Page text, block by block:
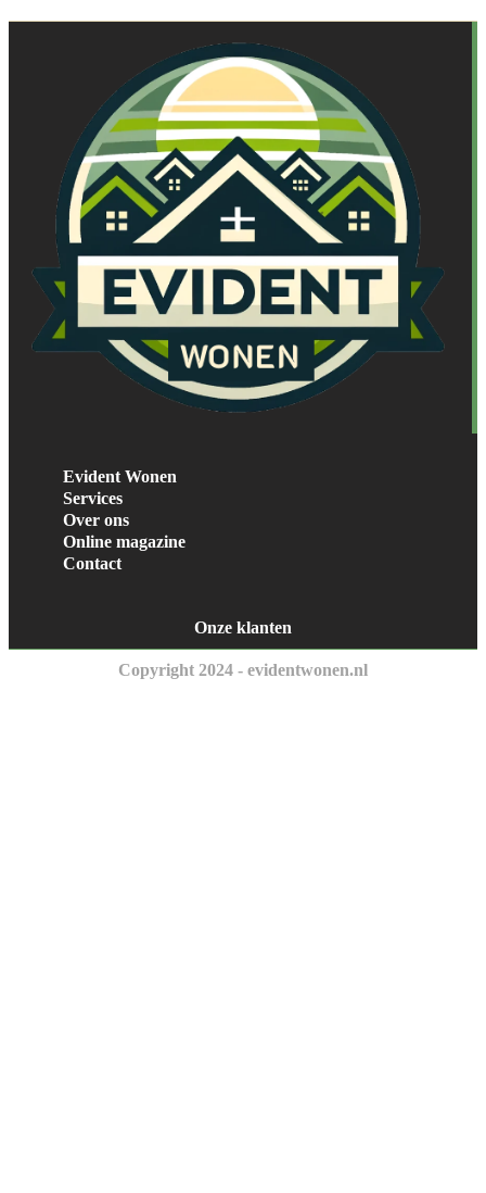
Evident Wonen
Services
Over ons
Online magazine
Contact
Onze klanten
Copyright 2024 - evidentwonen.nl